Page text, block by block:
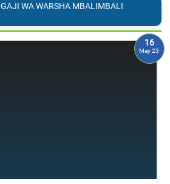
WA WARSHA MBALIMBALI
16
May 23